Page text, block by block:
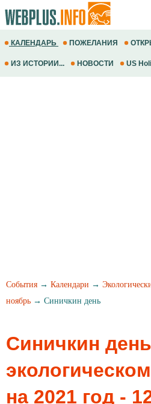
КАЛЕНДАРЬ ПОЖЕЛАНИЯ
ИЗ ИСТОРИИ... НОВОСТИ US
События → Календари →
ноябрь → Синичкин день
Синичкин
на 2021 год -